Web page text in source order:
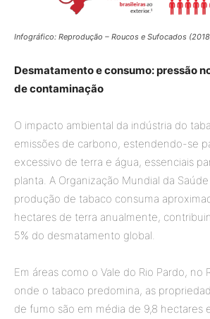
Infográfico: Reprodução – Roucos e Sufocados
Desmatamento e consumo: pressão
de contaminação
O impacto ambiental da indústria do
emissões de carbono, estendendo-se
excessivo de terra e água, essenciais
planta. A Organização Mundial da
produção de tabaco consuma
hectares de terra anualmente,
5% do desmatamento global.
Em áreas como o Vale do Rio Pardo, no
onde o tabaco predomina, as
de fumo são em média de 9,8 hectares